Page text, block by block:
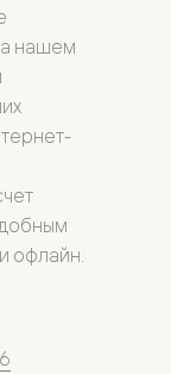
нашем
офлайн.